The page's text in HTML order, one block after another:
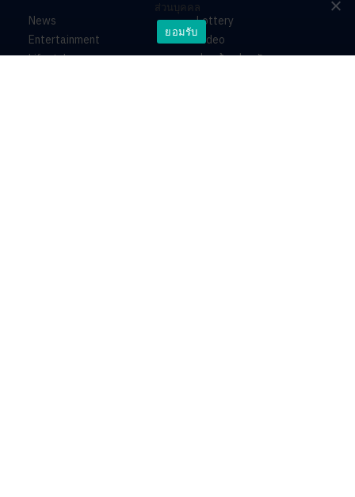
News
Entertainment
Lifestyle
Lottery
Video
ร่วมด้วยช่วยกัน
ส่วนบุคคล
ยอมรับ